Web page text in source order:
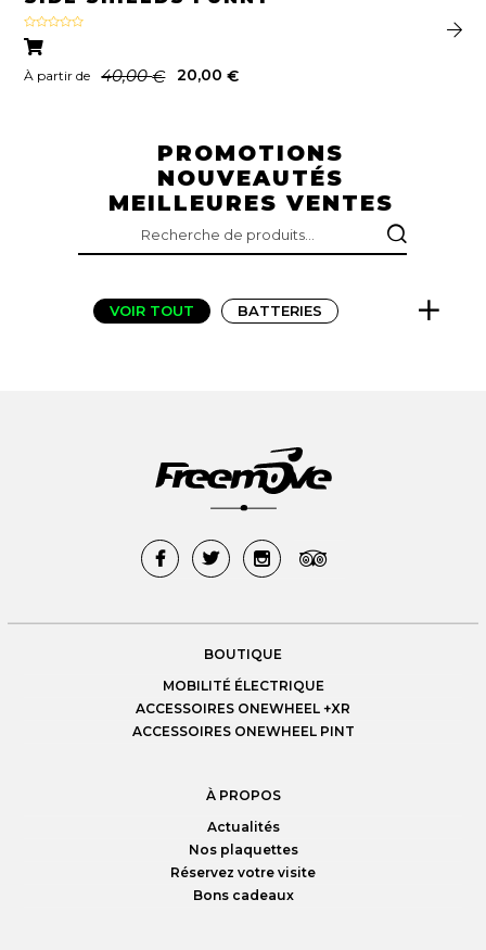
Note
sur 5
À partir de 40,00€ 20,00€
PROMOTIONS
NOUVEAUTÉS
MEILLEURES VENTES
RECHERCHE
POUR :
VOIR TOUT BATTERIES
GYRO ROUE OUTILS PADS
PROTECTIONS
TEXTILE TRANSPORT
BOUTIQUE
MOBILITÉ ÉLECTRIQUE
ACCESSOIRES ONEWHEEL +XR
ACCESSOIRES ONEWHEEL PINT
À PROPOS
Actualités
Nos plaquettes
Réservez votre visite
Bons cadeaux